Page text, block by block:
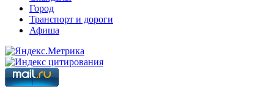
Город
Транспорт и дороги
Афиша